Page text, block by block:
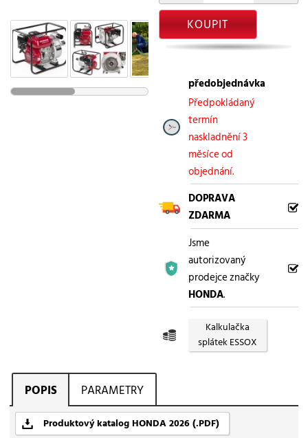
KOUPIT
předobjednávka
Předpokládaný
termín
naskladnění 3
měsíce od
objednání.
DOPRAVA
ZDARMA
Jsme
autorizovaný
prodejce značky
HONDA.
Kalkulačka
splátek ESSOX
POPIS PARAMETRY
Produktový katalog HONDA 2026 (.PDF)